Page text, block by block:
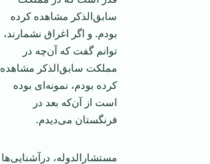
سابق‌الذكر مشاهده‌ كرده‌
بودم‌. و اگر اغراق‌ نشمارند،
توانم‌ گفت‌ كه‌ آن‌چه‌ در
مملكت‌ سابق‌الذكر مشاهده‌
كرده‌ بودم‌، نمونه‌ای ‌بوده‌
است‌ از آن‌كه‌ بعد در
فرنگستان‌ می‌دیدم‌.
مستشارالدوله‌، درآشنایی‌ها